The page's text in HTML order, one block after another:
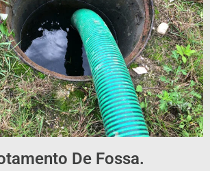
De Fossa.